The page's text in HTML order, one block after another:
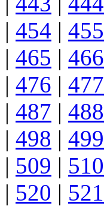
| 454 | 455
| 465 | 466
| 476 | 477
| 487 | 488
| 498 | 499
| 509 | 510
| 520 | 521